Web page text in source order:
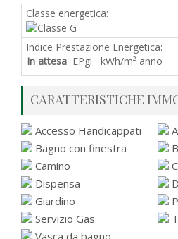
Classe energetica:
Indice Prestazione Energetica:
In attesa EPgl kWh/m² anno
CARATTERISTICHE
Accesso Handicappati
Bagno con finestra
Camino
Dispensa
Giardino
Servizio Gas